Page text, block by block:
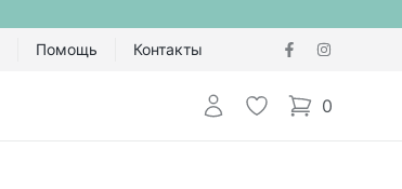
Помощь Контакты
Авторизоваться
Избранное
0
items in cart,